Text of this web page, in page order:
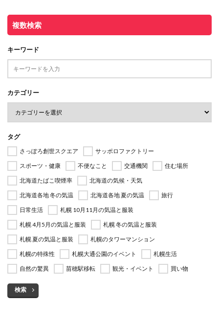
複数検索
キーワード
カテゴリー
タグ
さっぽろ創世スクエア
サッポロファクトリー
スポーツ・健康
不便なこと 交通機関
住む場所
北海道たばこ喫煙率
北海道の気候・天気
北海道各地 冬の気温
北海道各地 夏の気温
旅行
日常生活
札幌 10月11月の気温と服装
札幌 4月5月の気温と服装
札幌 冬の気温と服装
札幌 夏の気温と服装
札幌のタワーマンション
札幌の特殊性
札幌大通公園のイベント
札幌生活
自然の驚異
苗穂駅移転 観光・イベント 買い物
検索